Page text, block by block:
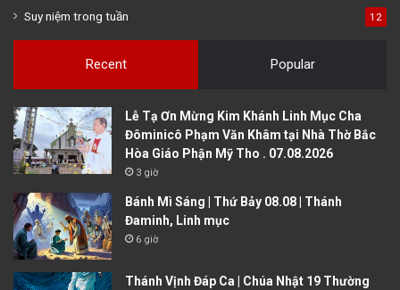
Suy niệm trong tuần 12
Recent Popular
Lễ Tạ Ơn Mừng Kim Khánh Linh Mục Cha
Đôminicô Phạm Văn Khâm tại Nhà Thờ Bắc
Hòa Giáo Phận Mỹ Tho . 07.08.2026
3 giờ
Bánh Mì Sáng | Thứ Bảy 08.08 | Thánh
Đaminh, Linh mục
6 giờ
Thánh Vịnh Đáp Ca | Chúa Nhật 19 Thường